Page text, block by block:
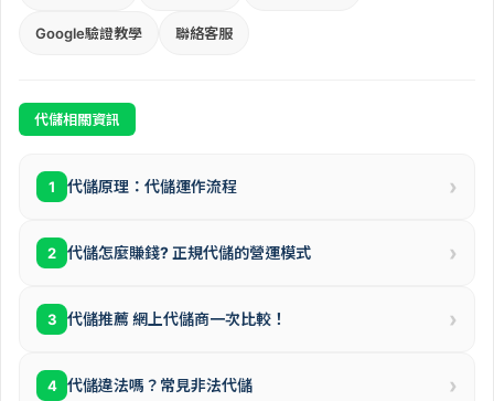
Google驗證教學 聯絡客服
代儲相關資訊
1 代儲原理：代儲運作流程 ›
2 代儲怎麼賺錢? 正規代儲的營運模式 ›
3 代儲推薦 網上代儲商一次比較！ ›
4 代儲違法嗎？常見非法代儲 ›